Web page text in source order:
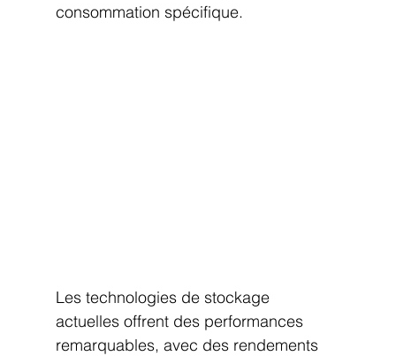
consommation spécifique.
Les technologies de stockage
actuelles offrent des performances
remarquables, avec des rendements